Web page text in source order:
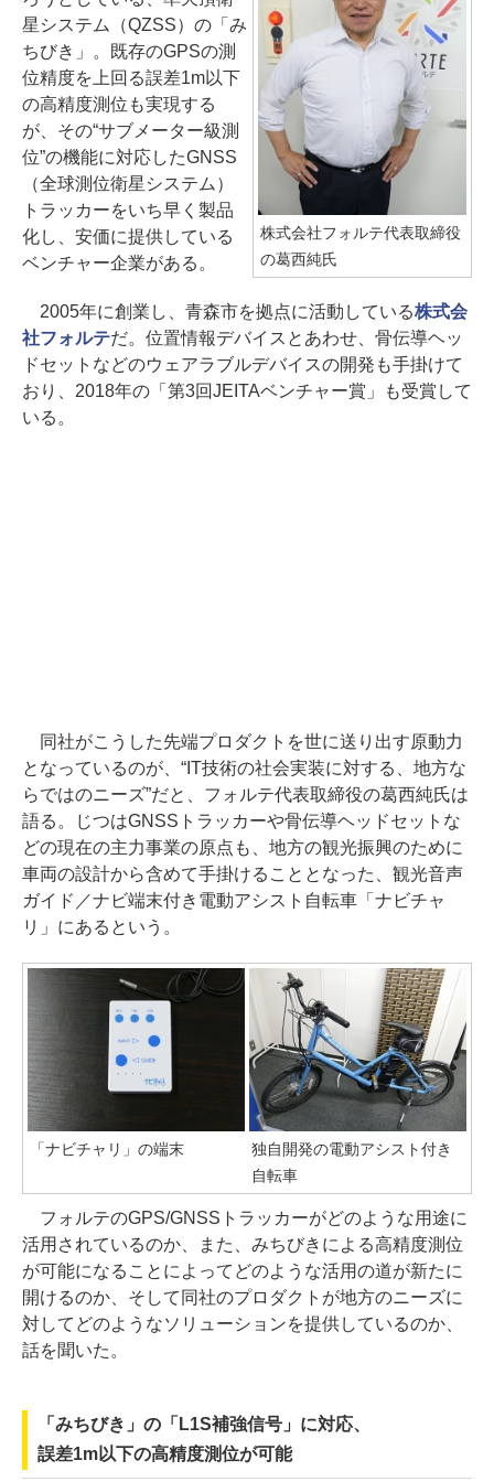
株式会社フォルテ代表取締役
の葛西純氏
星システム（QZSS）の「み
ちびき」。既存のGPSの測
位精度を上回る誤差1m以下
の高精度測位も実現する
が、その“サブメーター級測
位”の機能に対応したGNSS
（全球測位衛星システム）
トラッカーをいち早く製品
化し、安価に提供している
ベンチャー企業がある。
2005年に創業し、青森市を拠点に活動している株式会
社フォルテだ。位置情報デバイスとあわせ、骨伝導ヘッ
ドセットなどのウェアラブルデバイスの開発も手掛けて
おり、2018年の「第3回JEITAベンチャー賞」も受賞して
いる。
同社がこうした先端プロダクトを世に送り出す原動力
となっているのが、“IT技術の社会実装に対する、地方な
らではのニーズ”だと、フォルテ代表取締役の葛西純氏は
語る。じつはGNSSトラッカーや骨伝導ヘッドセットな
どの現在の主力事業の原点も、地方の観光振興のために
車両の設計から含めて手掛けることとなった、観光音声
ガイド／ナビ端末付き電動アシスト自転車「ナビチャ
リ」にあるという。
「ナビチャリ」の端末
独自開発の電動アシスト付き
自転車
フォルテのGPS/GNSSトラッカーがどのような用途に
活用されているのか、また、みちびきによる高精度測位
が可能になることによってどのような活用の道が新たに
開けるのか、そして同社のプロダクトが地方のニーズに
対してどのようなソリューションを提供しているのか、
話を聞いた。
「みちびき」の「L1S補強信号」に対応、
誤差1m以下の高精度測位が可能